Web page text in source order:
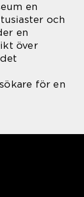
en
och
en
över
för en